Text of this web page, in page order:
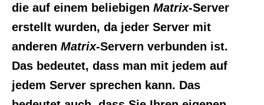
die auf einem beliebigen Matrix-Server
erstellt wurden, da jeder Server mit
anderen Matrix-Servern verbunden ist.
Das bedeutet, dass man mit jedem auf
jedem Server sprechen kann. Das